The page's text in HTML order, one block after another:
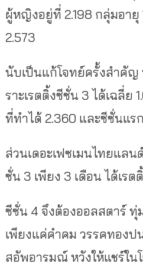
ผู้หญิงอยู่ที่ 2.198 กลุ่มอายุ
2.573
นับเป็นแก้โจทย์ครั้งสำคัญ
ราะเรตติ้งซีซั่น 3 ได้เฉลี่ย
ที่ทำได้ 2.360 และซีซั่นแรก
ส่วนเดอะเฟซเมนไทยแล
ซั่น 3 เพียง 3 เดือน ได้เรต
ซีซั่น 4 จึงต้องออลสตาร์ ทุ่
เพียงแค่คำคม วรรคทองป
สอัพอารมณ์ หวังให้แชร์ใน